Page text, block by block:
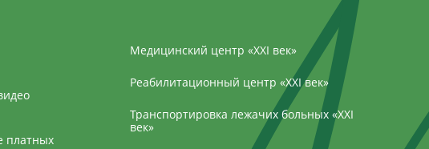
платных
Медицинский центр «‎XXI век»
Реабилитационный центр «XXI век»
Транспортировка лежачих больных «XXI
век»